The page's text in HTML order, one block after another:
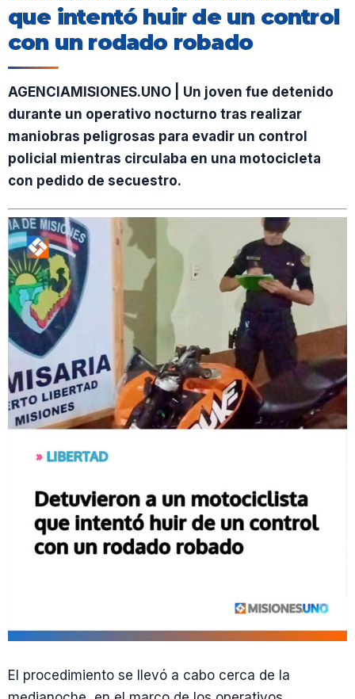
que intentó huir de un control
con un rodado robado
AGENCIAMISIONES.UNO | Un joven fue detenido
durante un operativo nocturno tras realizar
maniobras peligrosas para evadir un control
policial mientras circulaba en una motocicleta
con pedido de secuestro.
El procedimiento se llevó a cabo cerca de la